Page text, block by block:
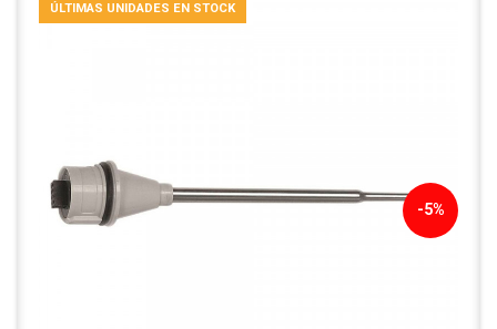
-5%
ÚLTIMAS UNIDADES EN STOCK